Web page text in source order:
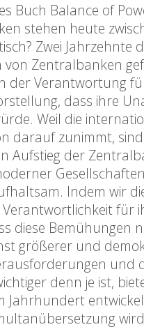
Buch Balance of
stehen heute
Zwei Jahrzehnte
von Zentralbanken
der Verantwortung
dass ihre
Weil die
darauf zunimmt,
Aufstieg der
Indem wir
für
diese Bemühungen
größerer und
und
denn je ist,
Jahrhundert